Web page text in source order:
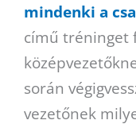
mindenki a
című tréninget
során
vezetőnek